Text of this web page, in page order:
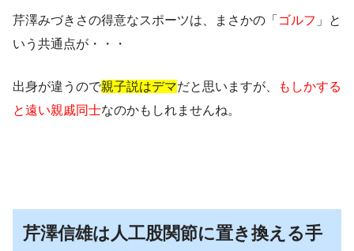
芹澤みづきさの得意なスポーツは、まさかの「 ゴルフ 」と
いう共通点が・・・
出身が違うので親子説はデマだと思いますが、
もしかする
と遠い親戚同士なのかもしれませんね。
芹澤信雄は人工股関節に置き換える手